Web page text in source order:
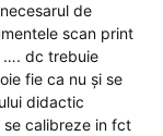
de
scan print
…. dc trebuie
fie ca nu și se
didactic
se calibreze in fct